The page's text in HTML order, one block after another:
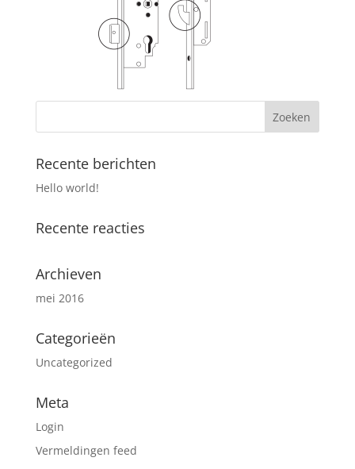
Recente berichten
Hello world!
Recente reacties
Archieven
mei 2016
Categorieën
Uncategorized
Meta
Login
Vermeldingen feed